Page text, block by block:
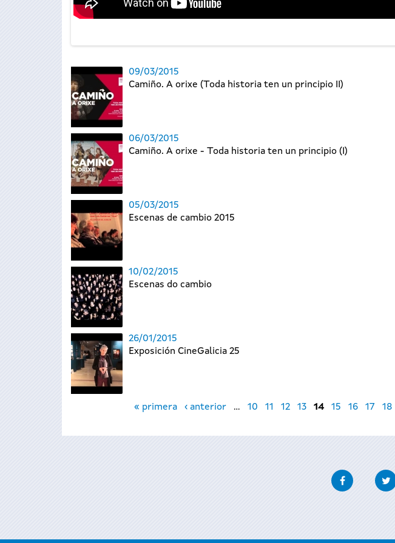
09/03/2015
Camiño. A orixe (Toda historia ten un principio II)
06/03/2015
Camiño. A orixe - Toda historia ten un principio (I)
05/03/2015
Escenas de cambio 2015
10/02/2015
Escenas do cambio
26/01/2015
Exposición CineGalicia 25
« primera ‹ anterior … 10 11 12 13 14 15 16 17 18
Facebook